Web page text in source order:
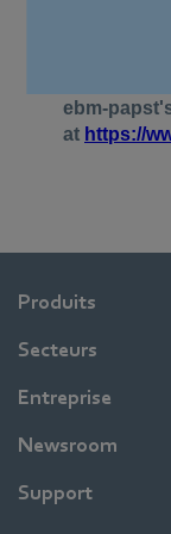
Produits
Secteurs
Entreprise
Newsroom
Support